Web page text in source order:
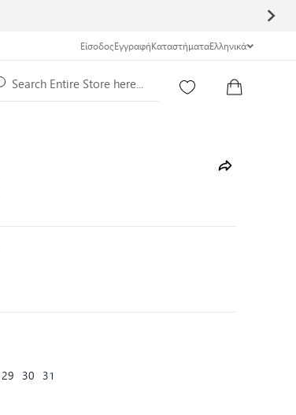
ΕίσοδοςΕγγραφήΚαταστήματαΕλληνικά
Search Entire Store here...
29 30 31